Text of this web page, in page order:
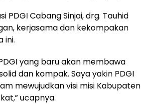
Cabang Sinjai, drg. Tauhid
kerjasama dan kekompakan
ini.
yang baru akan membawa
dan kompak. Saya yakin PDGI
mewujudkan visi misi Kabupaten
ucapnya.